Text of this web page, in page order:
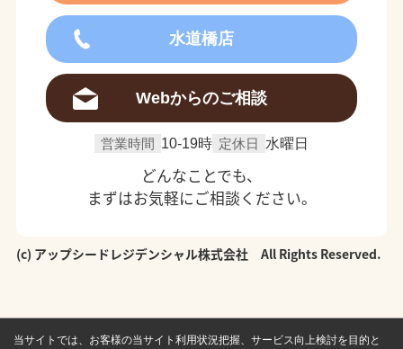
水道橋店
Webからのご相談
営業時間 10-19時 定休日 水曜日
どんなことでも、
まずはお気軽にご相談ください。
(c) アップシードレジデンシャル株式会社 All Rights Reserved.
当サイトでは、お客様の当サイト利用状況把握、サービス向上検討を目的と